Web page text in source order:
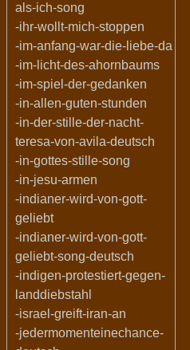
als-ich-song
-ihr-wollt-mich-stoppen
-im-anfang-war-die-liebe-da
-im-licht-des-ahornbaums
-im-spiel-der-gedanken
-in-allen-guten-stunden
-in-der-stille-der-nacht-
teresa-von-avila-deutsch
-in-gottes-stille-song
-in-jesu-armen
-indianer-wird-von-gott-
geliebt
-indianer-wird-von-gott-
geliebt-song-deutsch
-indigen-protestiert-gegen-
landdiebstahl
-israel-greift-iran-an
-jedermomenteinechance-